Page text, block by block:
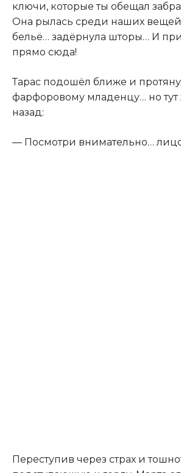
ключи, которые ты обещал
Она рылась среди наших
бельё… задёрнула шторы… И
прямо сюда!
Тарас подошёл ближе и
фарфоровому младенцу… но тут
назад:
— Посмотри внимательно…
Переступив через страх и